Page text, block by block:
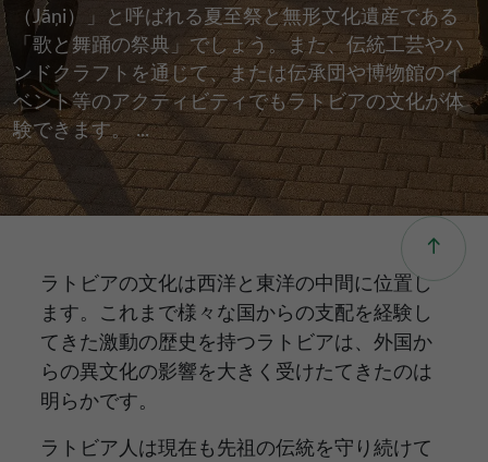
（Jāņi）」と呼ばれる夏至祭と無形文化遺産である
「歌と舞踊の祭典」でしょう。また、伝統工芸やハ
ンドクラフトを通じて、または伝承団や博物館のイ
ベント等のアクティビティでもラトビアの文化が体
験できます。 ...
ラトビアの文化は西洋と東洋の中間に位置し
ます。これまで様々な国からの支配を経験し
てきた激動の歴史を持つラトビアは、外国か
らの異文化の影響を大きく受けたてきたのは
明らかです。
ラトビア人は現在も先祖の伝統を守り続けて